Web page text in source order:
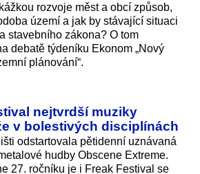
rozvoje měst a obcí způsob,
území a jak by stávající situaci
stavebního zákona? O tom
debatě týdeníku Ekonom „Nový
plánování“.
nejtvrdší muziky
v bolestivých disciplínách
odstartovala pětidenní uznávaná
hudby Obscene Extreme.
27. ročníku je i Freak Festival se